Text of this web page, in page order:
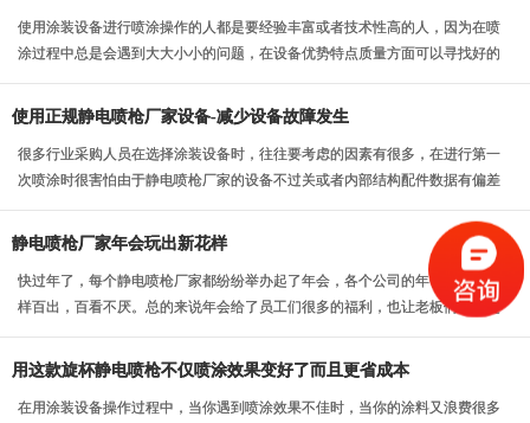
使用涂装设备进行喷涂操作的人都是要经验丰富或者技术性高的人，因为在喷
涂过程中总是会遇到大大小小的问题，在设备优势特点质量方面可以寻找好的
使用正规静电喷枪厂家设备-减少设备故障发生
很多行业采购人员在选择涂装设备时，往往要考虑的因素有很多，在进行第一
次喷涂时很害怕由于静电喷枪厂家的设备不过关或者内部结构配件数据有偏差
静电喷枪厂家年会玩出新花样
快过年了，每个静电喷枪厂家都纷纷举办起了年会，各个公司的年会可谓是花
样百出，百看不厌。总的来说年会给了员工们很多的福利，也让老板们能够更
用这款旋杯静电喷枪不仅喷涂效果变好了而且更省成本
在用涂装设备操作过程中，当你遇到喷涂效果不佳时，当你的涂料又浪费很多